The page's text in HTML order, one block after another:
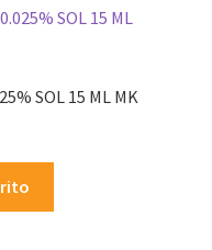
SOL 15 ML MK